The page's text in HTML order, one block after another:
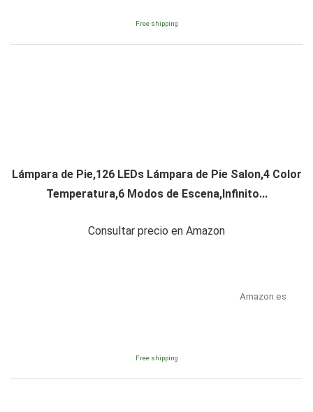
Free shipping
Lámpara de Pie,126 LEDs Lámpara de Pie Salon,4 Color
Temperatura,6 Modos de Escena,Infinito...
Consultar precio en Amazon
Amazon.es
Free shipping